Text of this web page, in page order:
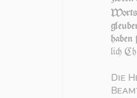
haben
lich
Die